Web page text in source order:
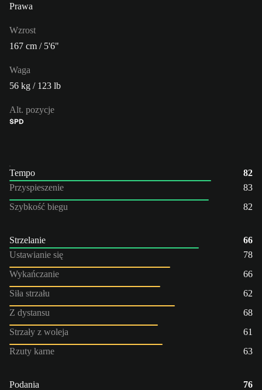
Prawa
Wzrost
167 cm / 5'6"
Waga
56 kg / 123 lb
Alt. pozycje
ŚPD
Tempo
82
Przyspieszenie
83
Szybkość biegu
82
Strzelanie
66
Ustawianie się
78
Wykańczanie
66
Siła strzału
62
Z dystansu
68
Strzały z woleja
61
Rzuty karne
63
Podania
76